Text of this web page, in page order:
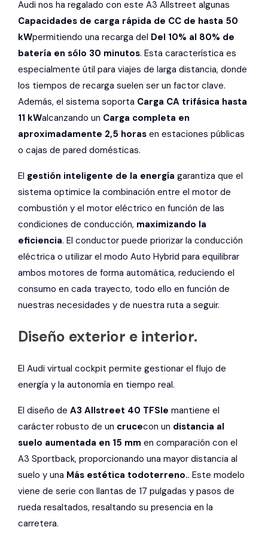
Audi nos ha regalado con este A3 Allstreet algunas
Capacidades de carga rápida de CC de hasta 50
kWpermitiendo una recarga del Del 10% al 80% de
batería en sólo 30 minutos. Esta característica es
especialmente útil para viajes de larga distancia, donde
los tiempos de recarga suelen ser un factor clave.
Además, el sistema soporta Carga CA trifásica hasta
11 kWalcanzando un Carga completa en
aproximadamente 2,5 horas en estaciones públicas
o cajas de pared domésticas.
El gestión inteligente de la energía garantiza que el
sistema optimice la combinación entre el motor de
combustión y el motor eléctrico en función de las
condiciones de conducción, maximizando la
eficiencia. El conductor puede priorizar la conducción
eléctrica o utilizar el modo Auto Hybrid para equilibrar
ambos motores de forma automática, reduciendo el
consumo en cada trayecto, todo ello en función de
nuestras necesidades y de nuestra ruta a seguir.
Diseño exterior e interior.
El Audi virtual cockpit permite gestionar el flujo de
energía y la autonomía en tiempo real.
El diseño de A3 Allstreet 40 TFSIe mantiene el
carácter robusto de un crucecon un distancia al
suelo aumentada en 15 mm en comparación con el
A3 Sportback, proporcionando una mayor distancia al
suelo y una Más estética todoterreno.. Este modelo
viene de serie con llantas de 17 pulgadas y pasos de
rueda resaltados, resaltando su presencia en la
carretera.